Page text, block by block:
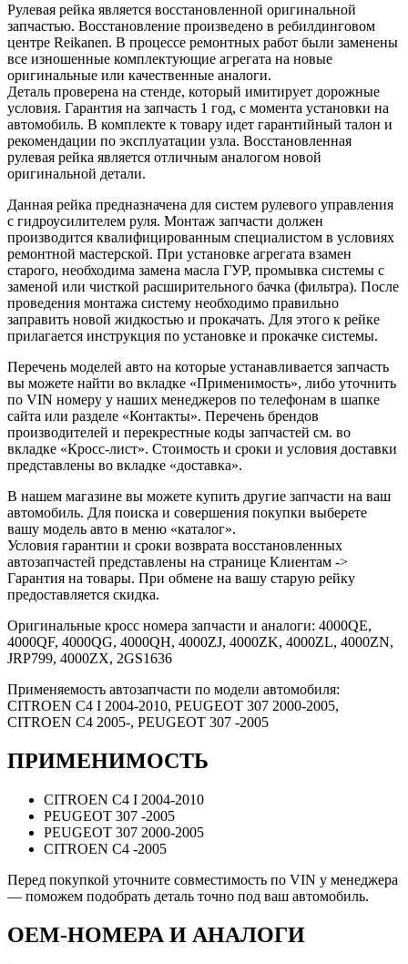
Рулевая рейка является восстановленной оригинальной
запчастью. Восстановление произведено в ребилдинговом
центре Reikanen. В процессе ремонтных работ были заменены
все изношенные комплектующие агрегата на новые
оригинальные или качественные аналоги.
Деталь проверена на стенде, который имитирует дорожные
условия. Гарантия на запчасть 1 год, с момента установки на
автомобиль. В комплекте к товару идет гарантийный талон и
рекомендации по эксплуатации узла. Восстановленная
рулевая рейка является отличным аналогом новой
оригинальной детали.
Данная рейка предназначена для систем рулевого управления
с гидроусилителем руля. Монтаж запчасти должен
производится квалифицированным специалистом в условиях
ремонтной мастерской. При установке агрегата взамен
старого, необходима замена масла ГУР, промывка системы с
заменой или чисткой расширительного бачка (фильтра). После
проведения монтажа систему необходимо правильно
заправить новой жидкостью и прокачать. Для этого к рейке
прилагается инструкция по установке и прокачке системы.
Перечень моделей авто на которые устанавливается запчасть
вы можете найти во вкладке «Применимость», либо уточнить
по VIN номеру у наших менеджеров по телефонам в шапке
сайта или разделе «Контакты». Перечень брендов
производителей и перекрестные коды запчастей см. во
вкладке «Кросс-лист». Стоимость и сроки и условия доставки
представлены во вкладке «доставка».
В нашем магазине вы можете купить другие запчасти на ваш
автомобиль. Для поиска и совершения покупки выберете
вашу модель авто в меню «каталог».
Условия гарантии и сроки возврата восстановленных
автозапчастей представлены на странице Клиентам ->
Гарантия на товары. При обмене на вашу старую рейку
предоставляется скидка.
Оригинальные кросс номера запчасти и аналоги: 4000QE,
4000QF, 4000QG, 4000QH, 4000ZJ, 4000ZK, 4000ZL, 4000ZN,
JRP799, 4000ZX, 2GS1636
Применяемость автозапчасти по модели автомобиля:
CITROEN C4 I 2004-2010, PEUGEOT 307 2000-2005,
CITROEN C4 2005-, PEUGEOT 307 -2005
ПРИМЕНИМОСТЬ
CITROEN C4 I 2004-2010
PEUGEOT 307 -2005
PEUGEOT 307 2000-2005
CITROEN C4 -2005
Перед покупкой уточните совместимость по VIN у менеджера
— поможем подобрать деталь точно под ваш автомобиль.
OEM-НОМЕРА И АНАЛОГИ